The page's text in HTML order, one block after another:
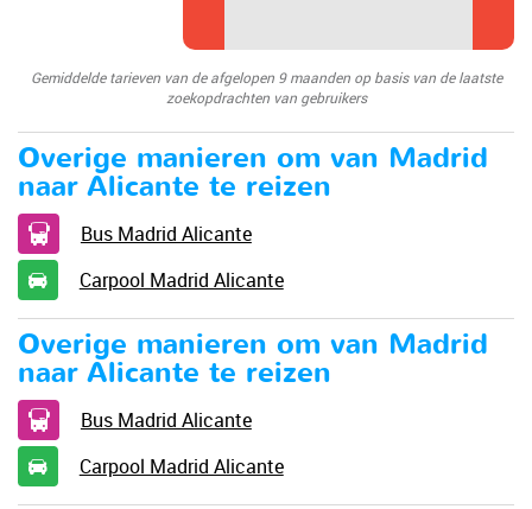
Gemiddelde tarieven van de afgelopen 9 maanden op basis van de laatste
zoekopdrachten van gebruikers
Overige manieren om van Madrid
naar Alicante te reizen
Bus Madrid Alicante
Carpool Madrid Alicante
Overige manieren om van Madrid
naar Alicante te reizen
Bus Madrid Alicante
Carpool Madrid Alicante